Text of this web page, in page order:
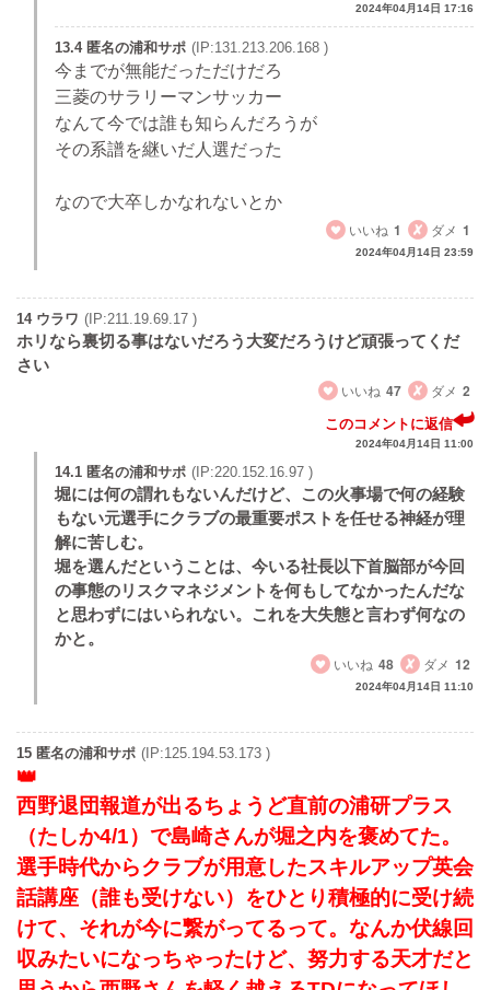
2024年04月14日 17:16
13.4 匿名の浦和サポ (IP:131.213.206.168 )
今までが無能だっただけだろ
三菱のサラリーマンサッカー
なんて今では誰も知らんだろうが
その系譜を継いだ人選だった
なので大卒しかなれないとか
いいね 1 ダメ 1
2024年04月14日 23:59
14 ウラワ (IP:211.19.69.17 )
ホリなら裏切る事はないだろう大変だろうけど頑張ってくだ
さい
いいね 47 ダメ 2
このコメントに返信
2024年04月14日 11:00
14.1 匿名の浦和サポ (IP:220.152.16.97 )
堀には何の謂れもないんだけど、この火事場で何の経験
もない元選手にクラブの最重要ポストを任せる神経が理
解に苦しむ。
堀を選んだということは、今いる社長以下首脳部が今回
の事態のリスクマネジメントを何もしてなかったんだな
と思わずにはいられない。これを大失態と言わず何なの
かと。
いいね 48 ダメ 12
2024年04月14日 11:10
15 匿名の浦和サポ (IP:125.194.53.173 )
西野退団報道が出るちょうど直前の浦研プラス
（たしか4/1）で島崎さんが堀之内を褒めてた。
選手時代からクラブが用意したスキルアップ英会
話講座（誰も受けない）をひとり積極的に受け続
けて、それが今に繋がってるって。なんか伏線回
収みたいになっちゃったけど、努力する天才だと